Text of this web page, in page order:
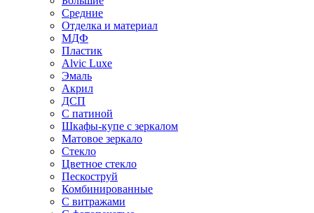
Средние
Отделка и материал
МДФ
Пластик
Alvic Luxe
Эмаль
Акрил
ДСП
С патиной
Шкафы-купе с зеркалом
Матовое зеркало
Стекло
Цветное стекло
Пескоструй
Комбинированные
С витражами